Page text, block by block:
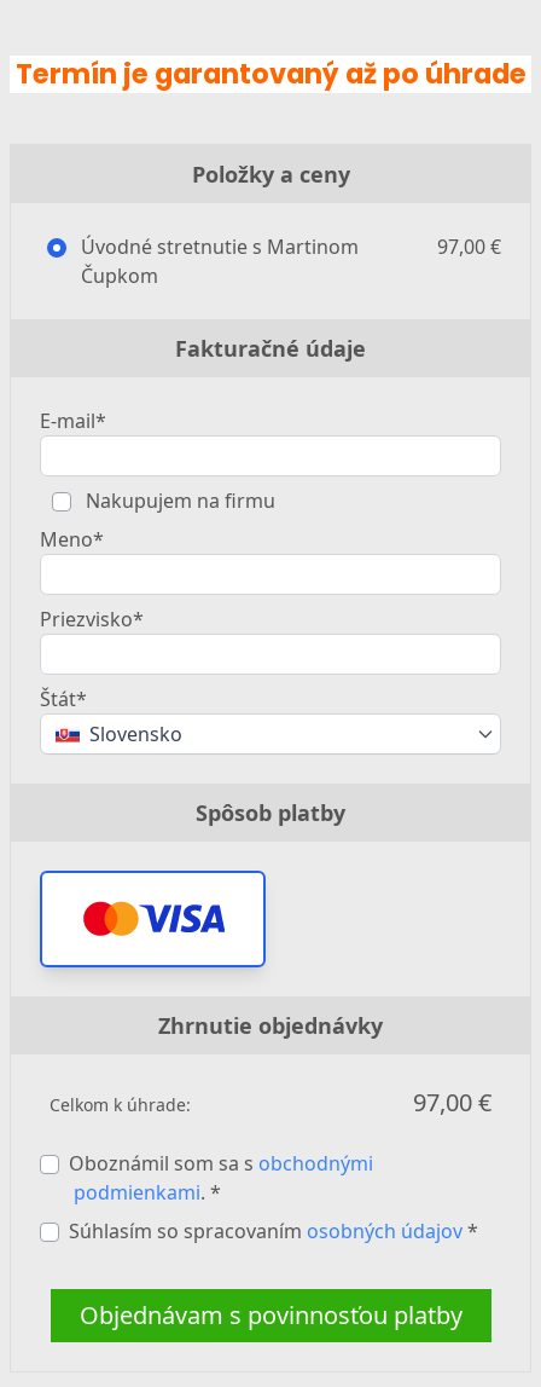
Termín je garantovaný až po úhrade
Položky a ceny
Úvodné stretnutie s Martinom
Čupkom
97,00 €
Fakturačné údaje
E-mail*
Nakupujem na firmu
Meno*
Priezvisko*
Štát*
Slovensko
Spôsob platby
Zhrnutie objednávky
Celkom k úhrade: 97,00 €
Oboznámil som sa s obchodnými
podmienkami. *
Súhlasím so spracovaním osobných údajov*
Objednávam s povinnosťou platby